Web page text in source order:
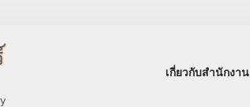
เกี่ยวกับสำนักงาน